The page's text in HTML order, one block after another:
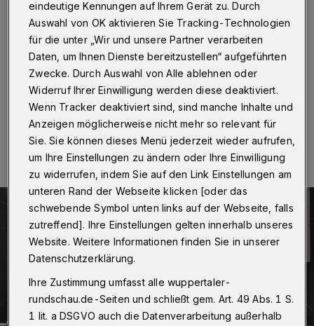
Wuppertal·Um 18 Uhr beginnt am Samstag (12.
August 2023) bei freiem Eintritt auf dem
Laurentiusplatz das Abschiedskonzert der Striekspöen.
12.08.2023 , 10:00 Uhr Eine Minute Lesezeit
eindeutige Kennungen auf Ihrem Gerät zu. Durch
Auswahl von OK aktivieren Sie Tracking-Technologien
für die unter „Wir und unsere Partner verarbeiten
Daten, um Ihnen Dienste bereitzustellen“ aufgeführten
Zwecke. Durch Auswahl von Alle ablehnen oder
Widerruf Ihrer Einwilligung werden diese deaktiviert.
Wenn Tracker deaktiviert sind, sind manche Inhalte und
Anzeigen möglicherweise nicht mehr so relevant für
Sie. Sie können dieses Menü jederzeit wieder aufrufen,
um Ihre Einstellungen zu ändern oder Ihre Einwilligung
zu widerrufen, indem Sie auf den Link Einstellungen am
unteren Rand der Webseite klicken [oder das
schwebende Symbol unten links auf der Webseite, falls
zutreffend]. Ihre Einstellungen gelten innerhalb unseres
Website. Weitere Informationen finden Sie in unserer
Datenschutzerklärung.
Ihre Zustimmung umfasst alle wuppertaler-
rundschau.de-Seiten und schließt gem. Art. 49 Abs. 1 S.
1 lit. a DSGVO auch die Datenverarbeitung außerhalb